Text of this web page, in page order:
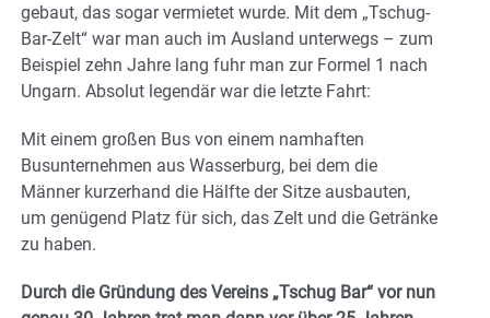
gebaut, das sogar vermietet wurde. Mit dem „Tschug-
Bar-Zelt“ war man auch im Ausland unterwegs – zum
Beispiel zehn Jahre lang fuhr man zur Formel 1 nach
Ungarn. Absolut legendär war die letzte Fahrt:
Mit einem großen Bus von einem namhaften
Busunternehmen aus Wasserburg, bei dem die
Männer kurzerhand die Hälfte der Sitze ausbauten,
um genügend Platz für sich, das Zelt und die Getränke
zu haben.
Durch die Gründung des Vereins „Tschug Bar“ vor nun